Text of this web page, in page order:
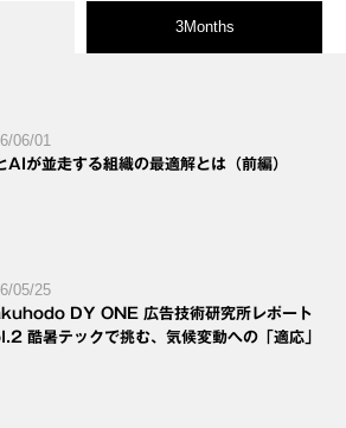
3Months
06/01
AIが並走する組織の最適解とは（前編）
05/25
DY ONE 広告技術研究所レポート
酷暑テックで挑む、気候変動への「適応」